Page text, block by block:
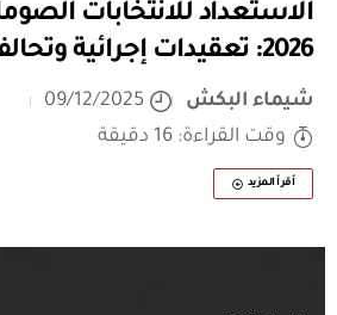
الاستعداد للانتخابات
2026: تعقيدات إجرائية وتحالفات متغيرة
شيماء البكش
09/12/2025
وقت القراءة: 16 دقيقة
أقرأ المزيد